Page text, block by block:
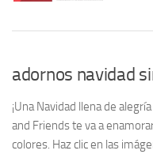
adornos navidad
¡Una Navidad llena de
and Friends te va a
colores. Haz clic en las